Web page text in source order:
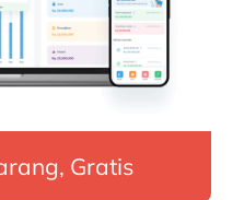
vs
ada juga akuntansi
penyajian informasi
Gratis